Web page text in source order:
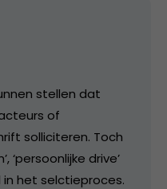
stellen dat
of
solliciteren. Toch
‘persoonlijke drive’
het selctieproces.